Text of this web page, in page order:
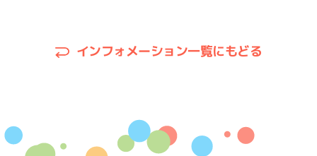
インフォメーション一覧にもどる